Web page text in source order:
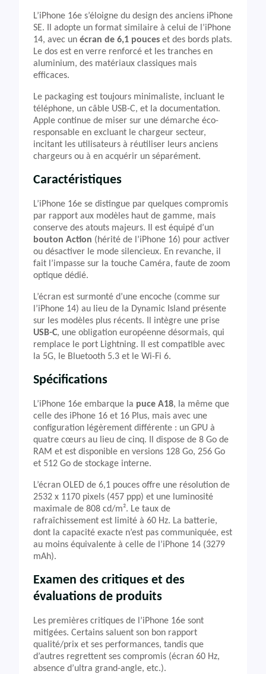
L’iPhone 16e s’éloigne du design des anciens iPhone
SE. Il adopte un format similaire à celui de l’iPhone
14, avec un écran de 6,1 pouces et des bords plats.
Le dos est en verre renforcé et les tranches en
aluminium, des matériaux classiques mais
efficaces.
Le packaging est toujours minimaliste, incluant le
téléphone, un câble USB-C, et la documentation.
Apple continue de miser sur une démarche éco-
responsable en excluant le chargeur secteur,
incitant les utilisateurs à réutiliser leurs anciens
chargeurs ou à en acquérir un séparément.
Caractéristiques
L’iPhone 16e se distingue par quelques compromis
par rapport aux modèles haut de gamme, mais
conserve des atouts majeurs. Il est équipé d’un
bouton Action (hérité de l’iPhone 16) pour activer
ou désactiver le mode silencieux. En revanche, il
fait l’impasse sur la touche Caméra, faute de zoom
optique dédié.
L’écran est surmonté d’une encoche (comme sur
l’iPhone 14) au lieu de la Dynamic Island présente
sur les modèles plus récents. Il intègre une prise
USB-C, une obligation européenne désormais, qui
remplace le port Lightning. Il est compatible avec
la 5G, le Bluetooth 5.3 et le Wi-Fi 6.
Spécifications
L’iPhone 16e embarque la puce A18, la même que
celle des iPhone 16 et 16 Plus, mais avec une
configuration légèrement différente : un GPU à
quatre cœurs au lieu de cinq. Il dispose de 8 Go de
RAM et est disponible en versions 128 Go, 256 Go
et 512 Go de stockage interne.
L’écran OLED de 6,1 pouces offre une résolution de
2532 x 1170 pixels (457 ppp) et une luminosité
maximale de 808 cd/m². Le taux de
rafraîchissement est limité à 60 Hz. La batterie,
dont la capacité exacte n’est pas communiquée, est
au moins équivalente à celle de l’iPhone 14 (3279
mAh).
Examen des critiques et des
évaluations de produits
Les premières critiques de l’iPhone 16e sont
mitigées. Certains saluent son bon rapport
qualité/prix et ses performances, tandis que
d’autres regrettent ses compromis (écran 60 Hz,
absence d’ultra grand-angle, etc.).